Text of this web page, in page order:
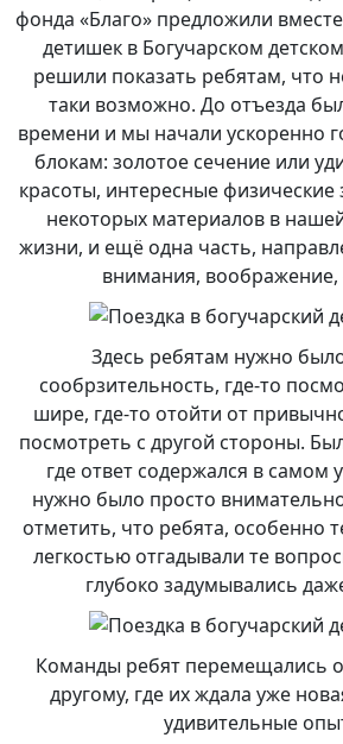
фонда «Благо» предложили
детишек в Богучарском
решили показать ребятам, что
таки возможно. До отъезда
времени и мы начали ускоренно
блокам: золотое сечение или
красоты, интересные физические
некоторых материалов в
жизни, и ещё одна часть,
внимания, воображение,
Здесь ребятам нужно
сообрзительность, где-то
шире, где-то отойти от
посмотреть с другой стороны.
где ответ содержался в самом
нужно было просто
отметить, что ребята, особенно
легкостью отгадывали те
глубоко задумывались
Команды ребят перемещались
другому, где их ждала уже
удивительные